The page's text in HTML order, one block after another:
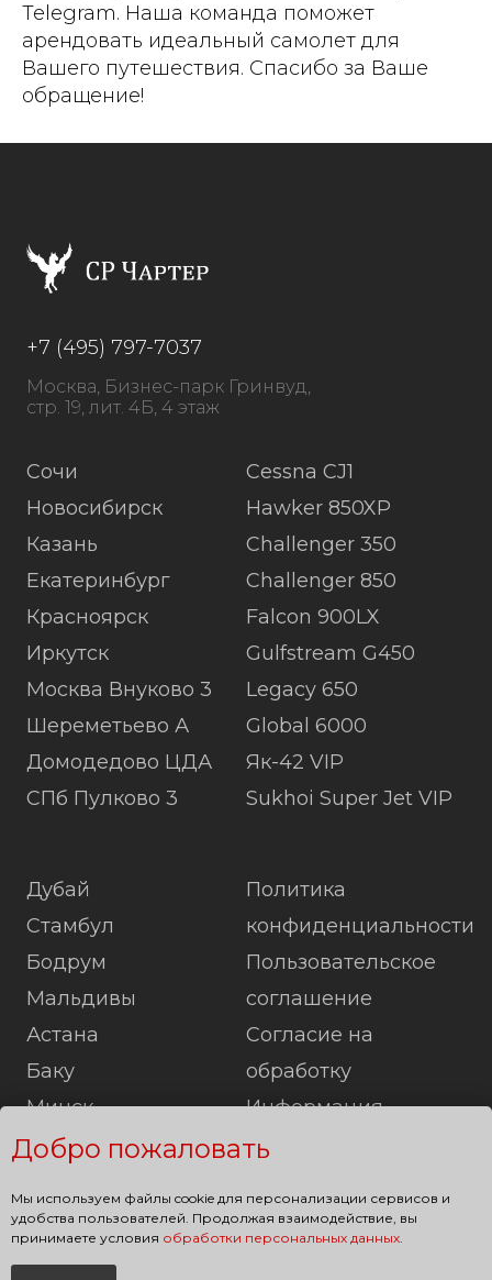
Telegram. Наша команда поможет
арендовать идеальный самолет для
Вашего путешествия. Спасибо за Ваше
обращение!
Добро пожаловать
Мы используем файлы cookie для персонализации сервисов и
удобства пользователей. Продолжая взаимодействие, вы
принимаете условия обработки персональных данных.
+7 (495) 797-7037
Москва, Бизнес-парк Гринвуд,
стр. 19, лит. 4Б, 4 этаж
Сочи
Новосибирск
Казань
Екатеринбург
Красноярск
Иркутск
Москва Внуково 3
Шереметьево А
Домодедово ЦДА
СПб Пулково 3
Cessna CJ1
Hawker 850XP
Challenger 350
Challenger 850
Falcon 900LX
Gulfstream G450
Legacy 650
Global 6000
Як-42 VIP
Sukhoi Super Jet VIP
Дубай
Стамбул
Бодрум
Мальдивы
Астана
Баку
Минск
Лондон
Берлин
Политика
конфиденциальности
Пользовательское
соглашение
Согласие на
обработку
Информация
Карта сайта